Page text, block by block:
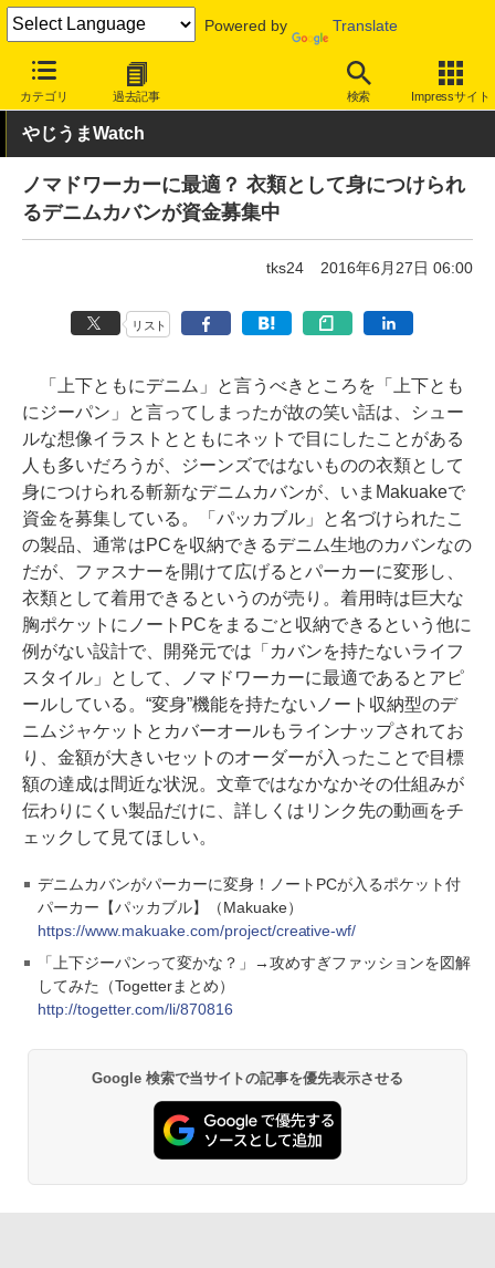
Powered by Translate
カテゴリ 過去記事 検索 Impressサイト
INTERNET Watch トピック
やじうまWatch
ノマドワーカーに最適？ 衣類として身につけられ
るデニムカバンが資金募集中
tks24 2016年6月27日 06:00
リスト
「上下ともにデニム」と言うべきところを「上下とも
にジーパン」と言ってしまったが故の笑い話は、シュー
ルな想像イラストとともにネットで目にしたことがある
人も多いだろうが、ジーンズではないものの衣類として
身につけられる斬新なデニムカバンが、いまMakuakeで
資金を募集している。「パッカブル」と名づけられたこ
の製品、通常はPCを収納できるデニム生地のカバンなの
だが、ファスナーを開けて広げるとパーカーに変形し、
衣類として着用できるというのが売り。着用時は巨大な
胸ポケットにノートPCをまるごと収納できるという他に
例がない設計で、開発元では「カバンを持たないライフ
スタイル」として、ノマドワーカーに最適であるとアピ
ールしている。“変身”機能を持たないノート収納型のデ
ニムジャケットとカバーオールもラインナップされてお
り、金額が大きいセットのオーダーが入ったことで目標
額の達成は間近な状況。文章ではなかなかその仕組みが
伝わりにくい製品だけに、詳しくはリンク先の動画をチ
ェックして見てほしい。
デニムカバンがパーカーに変身！ノートPCが入るポケット付
パーカー【パッカブル】（Makuake）
https://www.makuake.com/project/creative-wf/
「上下ジーパンって変かな？」→攻めすぎファッションを図解
してみた（Togetterまとめ）
http://togetter.com/li/870816
Google 検索で当サイトの記事を優先表示させる